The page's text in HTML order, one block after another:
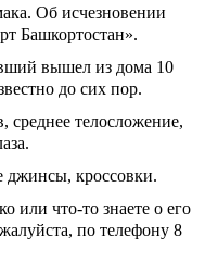
Об исчезновении
Башкортостан».
вышел из дома 10
до сих пор.
среднее телосложение,
джинсы, кроссовки.
или что-то знаете о его
по телефону 8